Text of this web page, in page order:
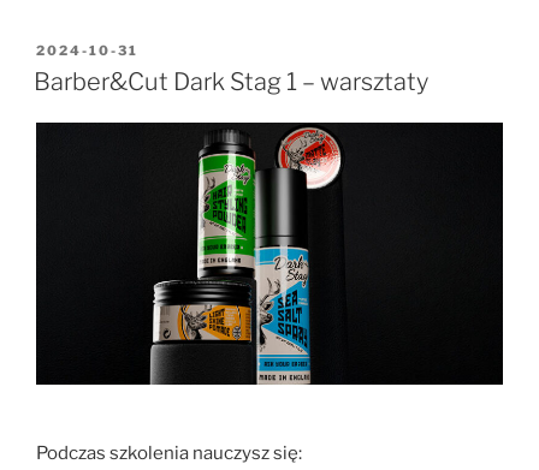
2024-10-31
Barber&Cut Dark Stag 1 – warsztaty
Podczas szkolenia nauczysz się: